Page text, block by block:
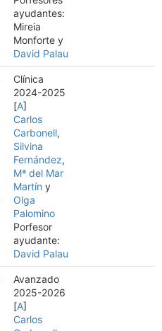
ayudantes:
Mireia
Monforte y
David Palau
Clínica
2024-2025
[A]
Carlos
Carbonell,
Silvina
Fernández,
Mª del Mar
Martín y
Olga
Palomino
Porfesor
ayudante:
David Palau
Avanzado
2025-2026
[A]
Carlos